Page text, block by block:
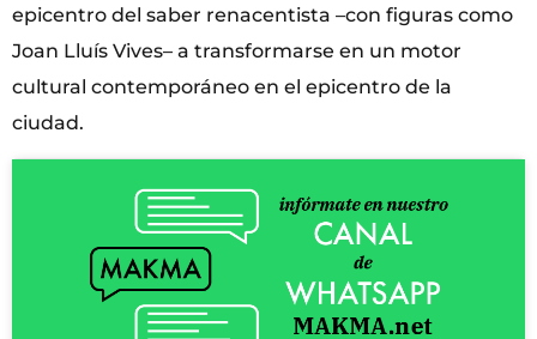
epicentro del saber renacentista –con figuras como
Joan Lluís Vives– a transformarse en un motor
cultural contemporáneo en el epicentro de la
ciudad.